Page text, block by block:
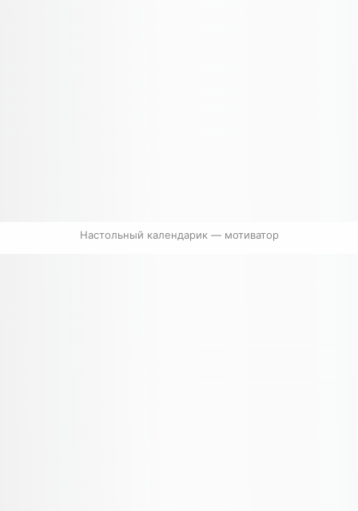
Настольный календарик — мотиватор